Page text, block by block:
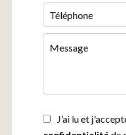
J’ai lu et